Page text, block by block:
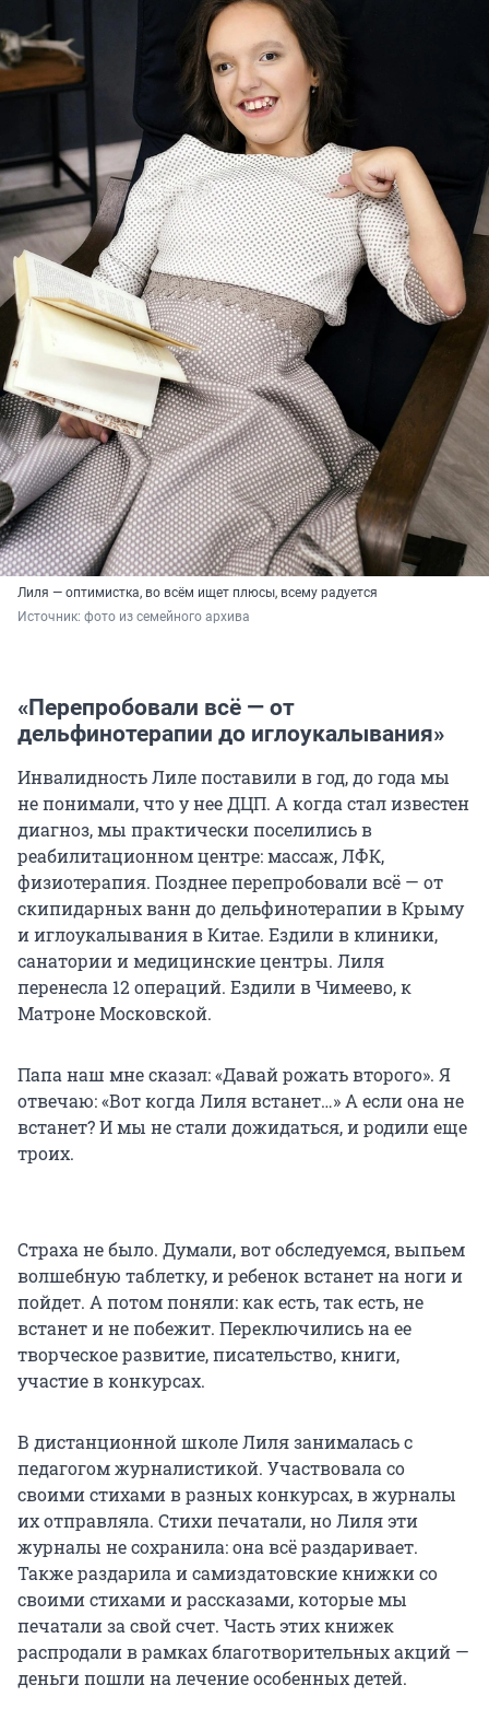
Лиля — оптимистка, во всём ищет плюсы, всему радуется
Источник: фото из семейного архива
«Перепробовали всё — от
дельфинотерапии до иглоукалывания»
Инвалидность Лиле поставили в год, до года мы
не понимали, что у нее ДЦП. А когда стал известен
диагноз, мы практически поселились в
реабилитационном центре: массаж, ЛФК,
физиотерапия. Позднее перепробовали всё — от
скипидарных ванн до дельфинотерапии в Крыму
и иглоукалывания в Китае. Ездили в клиники,
санатории и медицинские центры. Лиля
перенесла 12 операций. Ездили в Чимеево, к
Матроне Московской.
Папа наш мне сказал: «Давай рожать второго». Я
отвечаю: «Вот когда Лиля встанет…» А если она не
встанет? И мы не стали дожидаться, и родили еще
троих.
Страха не было. Думали, вот обследуемся, выпьем
волшебную таблетку, и ребенок встанет на ноги и
пойдет. А потом поняли: как есть, так есть, не
встанет и не побежит. Переключились на ее
творческое развитие, писательство, книги,
участие в конкурсах.
В дистанционной школе Лиля занималась с
педагогом журналистикой. Участвовала со
своими стихами в разных конкурсах, в журналы
их отправляла. Стихи печатали, но Лиля эти
журналы не сохранила: она всё раздаривает.
Также раздарила и самиздатовские книжки со
своими стихами и рассказами, которые мы
печатали за свой счет. Часть этих книжек
распродали в рамках благотворительных акций —
деньги пошли на лечение особенных детей.